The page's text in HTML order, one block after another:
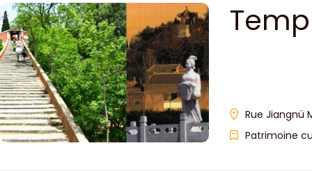
Rue Jiangnü
Patrimoine